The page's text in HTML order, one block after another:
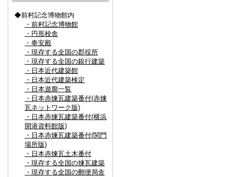
◆前村記念博物館内
・前村記念博物館
・円形校舎
・奉安殿
・現存する全国の郡役所
・現存する全国の銀行建築
・日本近代建築館
・日本近代建築検定
・日本遊廓一覧
・日本赤煉瓦建築番付(赤煉
瓦ネットワーク版)
・日本赤煉瓦建築番付(横浜
開港資料館版)
・日本赤煉瓦建築番付(関門
場所版)
・日本赤煉瓦土木番付
・現存する全国の煉瓦建築
・現存する全国の郵便局舎